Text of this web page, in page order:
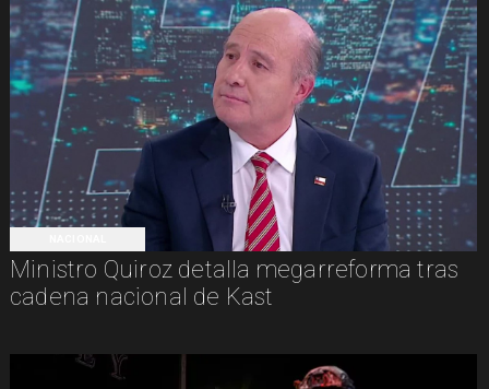
Ministro Quiroz detalla megarreforma tras
cadena nacional de Kast